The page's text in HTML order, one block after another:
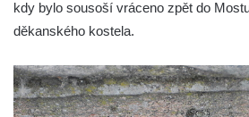
Sloup Panny Marie v Náchodě
Sloup Panny Marie v Sokolově
Sloup Nejsvětější Trojice v Rumburku
kdy bylo sousoší vráceno zpět do
děkanského kostela.